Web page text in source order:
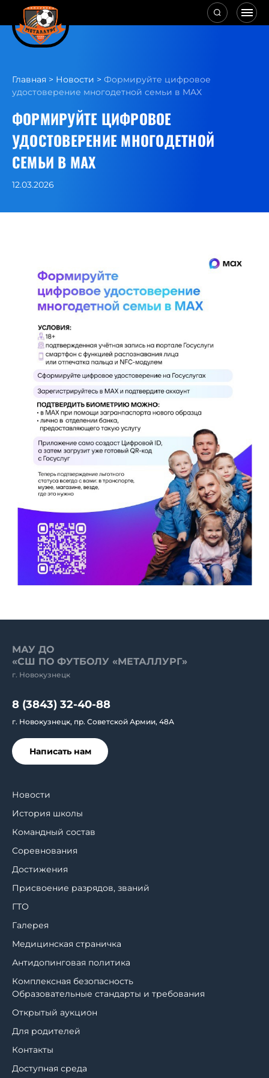
Главная > Новости > Формируйте цифровое
удостоверение многодетной семьи в MAX
ФОРМИРУЙТЕ ЦИФРОВОЕ
УДОСТОВЕРЕНИЕ МНОГОДЕТНОЙ
СЕМЬИ В MAX
12.03.2026
МАУ ДО
«СШ ПО ФУТБОЛУ «МЕТАЛЛУРГ»
г. Новокузнецк
8 (3843) 32-40-88
г. Новокузнецк, пр. Советской Армии, 48А
Написать нам
Новости
История школы
Командный состав
Соревнования
Достижения
Присвоение разрядов, званий
ГТО
Галерея
Медицинская страничка
Антидопинговая политика
Комплексная безопасность
Образовательные стандарты и требования
Открытый аукцион
Для родителей
Контакты
Доступная среда